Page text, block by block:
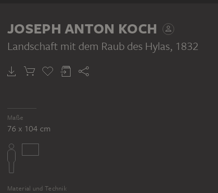
JOSEPH ANTON KOCH
Landschaft mit dem Raub des Hylas, 1832
Maße
76 x 104 cm
Material und Technik